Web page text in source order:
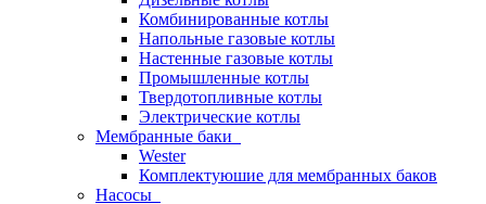
Комбинированные котлы
Напольные газовые котлы
Настенные газовые котлы
Промышленные котлы
Твердотопливные котлы
Электрические котлы
Мембранные баки
Wester
Комплектуюшие для мембранных баков
Насосы